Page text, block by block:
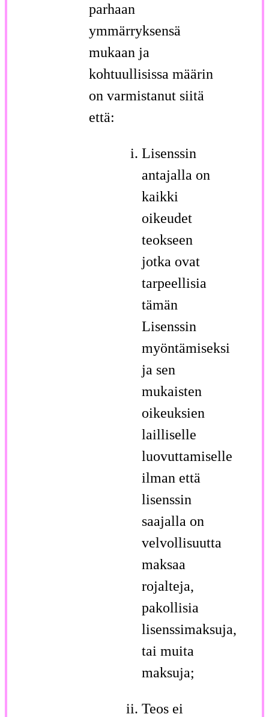
parhaan
ymmärryksensä
mukaan ja
kohtuullisissa määrin
on varmistanut siitä
että:
Lisenssin
antajalla on
kaikki
oikeudet
teokseen
jotka ovat
tarpeellisia
tämän
Lisenssin
myöntämiseksi
ja sen
mukaisten
oikeuksien
lailliselle
luovuttamiselle
ilman että
lisenssin
saajalla on
velvollisuutta
maksaa
rojalteja,
pakollisia
lisenssimaksuja,
tai muita
maksuja;
Teos ei